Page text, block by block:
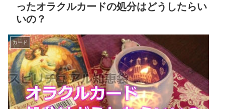
ったオラクルカードの処分はどうしたらい
いの？
カード